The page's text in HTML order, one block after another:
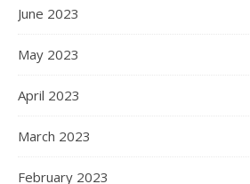
June 2023
May 2023
April 2023
March 2023
February 2023